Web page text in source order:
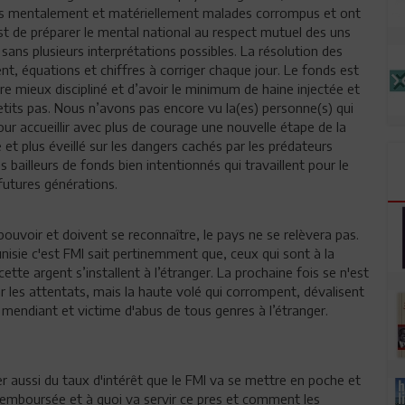
mentalement et matériellement malades corrompus et ont
de préparer le mental national au respect mutuel des uns
plusieurs interprétations possibles. La résolution des
équations et chiffres à corriger chaque jour. Le fonds est
mieux discipliné et d’avoir le minimum de haine injectée et
pas. Nous n’avons pas encore vu la(es) personne(s) qui
accueillir avec plus de courage une nouvelle étape de la
plus éveillé sur les dangers cachés par les prédateurs
bailleurs de fonds bien intentionnés qui travaillent pour le
générations.
et doivent se reconnaître, le pays ne se relèvera pas.
c'est FMI sait pertinemment que, ceux qui sont à la
argent s’installent à l’étranger. La prochaine fois se n'est
les attentats, mais la haute volé qui corrompent, dévalisent
et victime d'abus de tous genres à l’étranger.
aussi du taux d'intérêt que le FMI va se mettre en poche et
et à quoi va servir ce pres et comment les